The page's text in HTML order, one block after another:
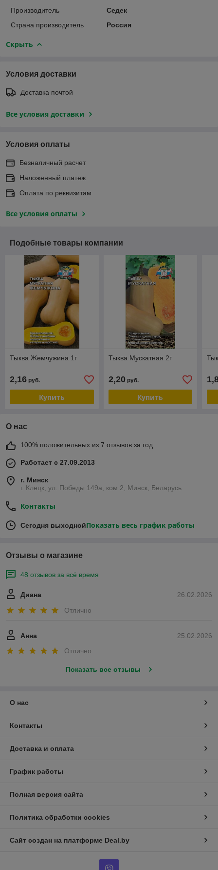
Производитель
Седек
Страна производитель
Россия
Скрыть
Условия доставки
Доставка почтой
Все условия доставки
Условия оплаты
Безналичный расчет
Наложенный платеж
Оплата по реквизитам
Все условия оплаты
Подобные товары компании
Тыква Жемчужина 1г
2,16 руб.
Купить
Тыква Мускатная 2г
2,20руб.
Купить
О нас
100% положительных из 7 отзывов за год
Работает с 27.09.2013
г. Минск
г. Клецк, ул. Победы 149а, ком 2, Минск, Беларусь
Контакты
Сегодня выходнойПоказать весь график работы
Отзывы о магазине
48 отзывов за всё время
26.02.2026
Диана
Отлично
25.02.2026
Анна
Отлично
Показать все отзывы
О нас
Контакты
Доставка и оплата
График работы
Полная версия сайта
Политика обработки cookies
Сайт создан на платформе Deal.by